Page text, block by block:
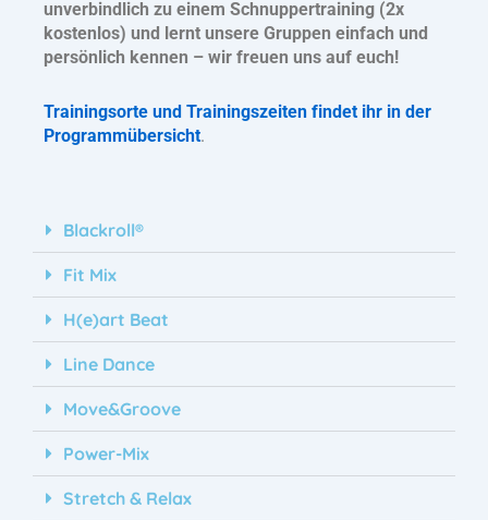
unverbindlich zu einem Schnuppertraining (2x
kostenlos) und lernt unsere Gruppen einfach und
persönlich kennen – wir freuen uns auf euch!
Trainingsorte und Trainingszeiten findet ihr in der
Programmübersicht.
Blackroll®
Fit Mix
H(e)art Beat
Line Dance
Move&Groove
Power-Mix
Stretch & Relax